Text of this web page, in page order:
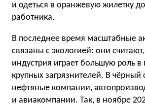
и одеться в оранжевую жилетку
работника.
В последнее время масштабные
связаны с экологией: они
индустрия играет большую роль
крупных загрязнителей. В чёрный
нефтяные компании,
и авиакомпании. Так, в ноябре